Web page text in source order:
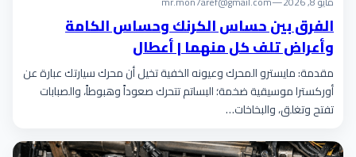
الفرق بين حساس الكرنك وحساس الكامة
وأعراض تلف كل منهما | أعطال
مقدمة: مايسترو المحرك وعيونه الخفية تخيل أن محرك سيارتك عبارة عن
أوركسترا موسيقية ضخمة؛ البساتم تتحرك صعوداً وهبوطاً، والصبابات
تفتح وتغلق، والبخاخات…